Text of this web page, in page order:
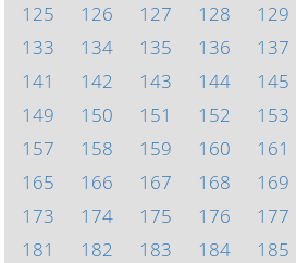
125
126 127 128 129
133
134 135 136 137
141
142 143 144 145
149
150 151 152 153
157
158 159 160 161
165
166 167 168 169
173
174 175 176 177
181
182 183 184 185